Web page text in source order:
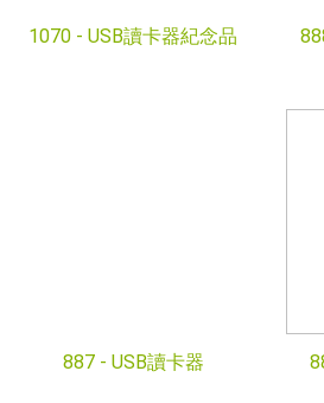
1070 - USB讀卡器紀念品
887 - USB讀卡器